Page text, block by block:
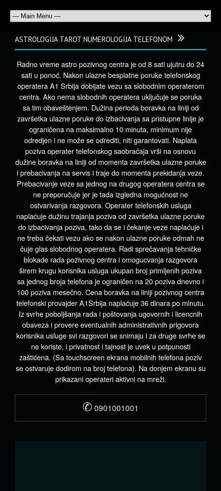
ASTROLOGIJA TAROT NUMEROLOGIJA TELEFONOM
Radno vreme astro pozivnog centra je od 8 sati ujutru do 24
sati u ponoć. Nakon ulazne besplatne poruke telefonskog
operatera A1 Srbija dobijate vezu sa slobodnim operaterom
centra. Ako nema slobodnih operatera uključuje se poruka
sa tim obaveštenjem. Dužina perioda boravka na liniji od
završetka ulazne poruke do izbacivanja sa pristupne linije je
ograničena na maksimalno 10 minuta, minimum nije
odredjen i ne može se odrediti, niti garantovati. Naplata
poziva operater telefonskog saobraćaja vrši na osnovu
dužine boravka na liniji od momenta završetka ulazne poruke
i prebacivanja na servis i traje do momenta prekidanja veze.
Prebacivanje veze sa jednog na drugog operatera centra se
ne preporučuje jer je tada izgledna mogućnost ne
ostvarivanja razgovora. Operater telefonskih usluga
naplaćuje dužinu trajanja poziva od završetka ulazne poruke
do izbacivanja poziva, tako da se i čekanje veze naplaćuje i
ne treba čekati vezu ako se nakon ulazne poruke odmah ne
čuje glas slobodnog operatera. Radi sprečavanja tehničke
blokade rada pozivnog centra i omogucvanja razgovora
širem krugu korisnika usluga ukupan broj primljenih poziva
sa jednog broja telefona je ograničen na 20 poziva dnevno i
100 poziva mesečno. Cena boravka na liniji pozivnog centra
telefonski provajder A1Srbija naplaćuje 36 dinara po minutu.
Iz svrhe poboljšanja rada i poštovanja ugovornih i licencnih
obaveza i provere eventualnih administrativnih prigovora
korisnika usluge svi razgovori se snimaju i za druge svrhe se
ne koriste, i privatnost i tajnost je uvek u potpunosti
zaštićena. (Sa touchscreen ekrana mobilnih telefona poziv
se ostvaruje dodirom na broj telefona). Na donjem ekranu su
prikazani operateri aktivni na mreži.
✆ 0901001001